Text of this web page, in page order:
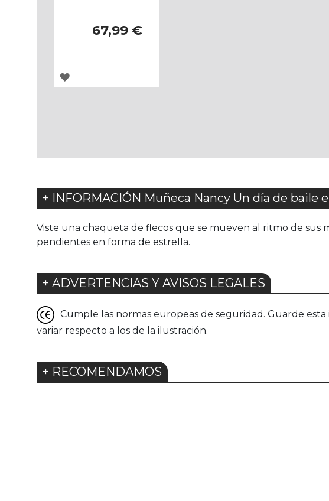
67,99 €
AGREGAR
+ INFORMACIÓN Muñeca Nancy Un día de baile
Viste una chaqueta de flecos que se mueven al ritmo de sus
pendientes en forma de estrella.
+ ADVERTENCIAS Y AVISOS LEGALES
Cumple las normas europeas de seguridad. Guarde
variar respecto a los de la ilustración.
+ RECOMENDAMOS